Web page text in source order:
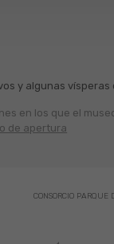
y algunas vísperas
en los que el
de apertura
CONSORCIO PARQUE